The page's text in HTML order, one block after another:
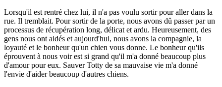
Lorsqu'il est rentré chez lui, il n'a pas voulu sortir pour aller dans la
rue. Il tremblait. Pour sortir de la porte, nous avons dû passer par un
processus de récupération long, délicat et ardu. Heureusement, des
gens nous ont aidés et aujourd'hui, nous avons la compagnie, la
loyauté et le bonheur qu'un chien vous donne. Le bonheur qu'ils
éprouvent à nous voir est si grand qu'il m'a donné beaucoup plus
d'amour pour eux. Sauver Totty de sa mauvaise vie m'a donné
l'envie d'aider beaucoup d'autres chiens.